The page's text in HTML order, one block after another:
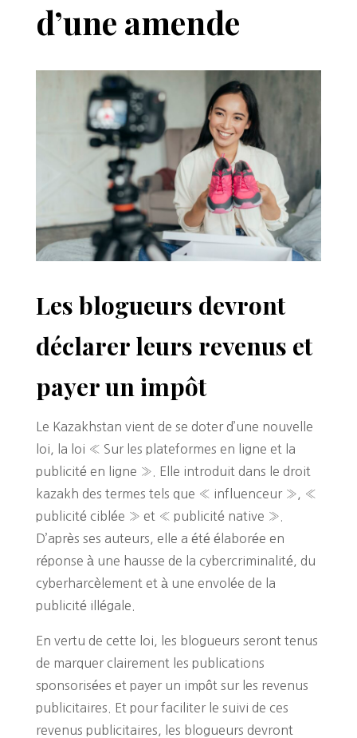
d’une amende
Les blogueurs devront
déclarer leurs revenus et
payer un impôt
Le Kazakhstan vient de se doter d’une nouvelle
loi, la loi « Sur les plateformes en ligne et la
publicité en ligne ». Elle introduit dans le droit
kazakh des termes tels que « influenceur », «
publicité ciblée » et « publicité native ».
D’après ses auteurs, elle a été élaborée en
réponse à une hausse de la cybercriminalité, du
cyberharcèlement et à une envolée de la
publicité illégale.
En vertu de cette loi, les blogueurs seront tenus
de marquer clairement les publications
sponsorisées et payer un impôt sur les revenus
publicitaires. Et pour faciliter le suivi de ces
revenus publicitaires, les blogueurs devront